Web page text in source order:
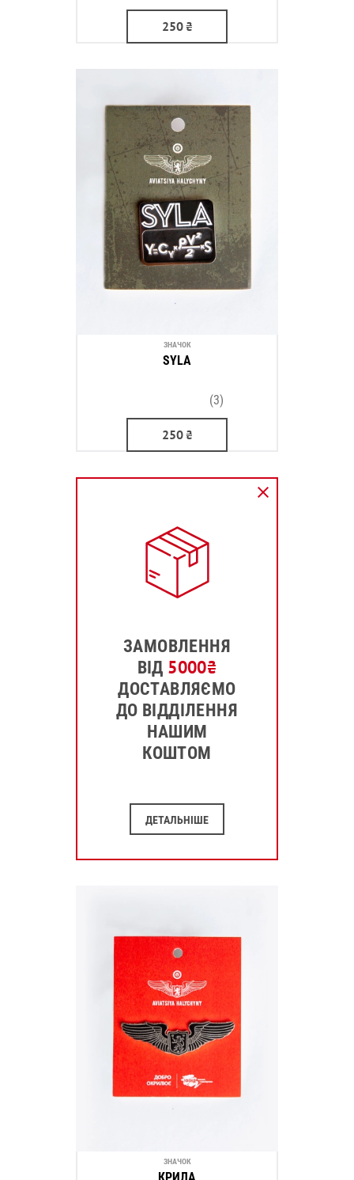
250₴
ЗНАЧОК
SYLA
(3)
250₴
ЗАМОВЛЕННЯ
ВІД 5000₴
ДОСТАВЛЯЄМО
ДО ВІДДІЛЕННЯ
НАШИМ
КОШТОМ
ДЕТАЛЬНІШЕ
ЗНАЧОК